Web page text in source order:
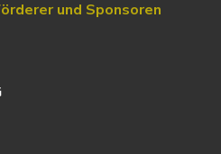
und Sponsoren